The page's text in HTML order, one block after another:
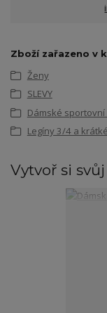
Zboží zařazeno v
Ženy
SLEVY
Dámské sportovní
Legíny 3/4 a krátké
Vytvoř si